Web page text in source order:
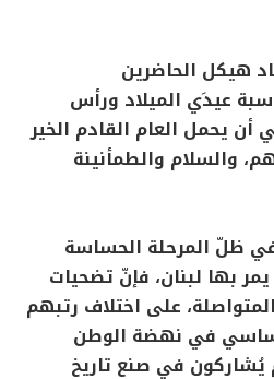
هيكل الحاضرين
عيدَي الميلاد ورأس
أن يحمل العام القادم الخير
والسلام والطمأنينة
ظلّ المرحلة الحساسة
بها لبنان، فإنّ تضحيات
على اختلاف رتبهم
في نهضة الوطن
يُشاركون في صنع تاريخ